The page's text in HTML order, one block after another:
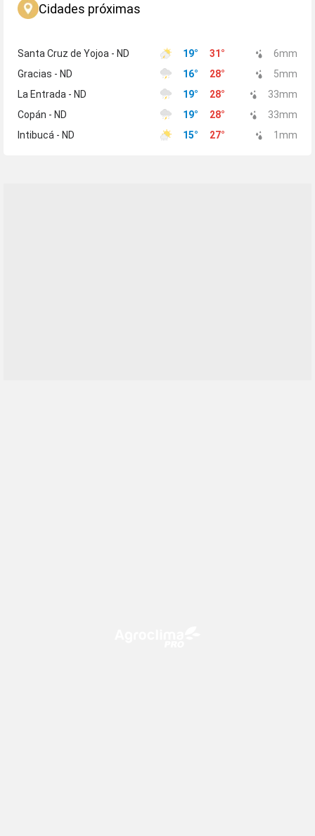
Cidades próximas
Santa Cruz de Yojoa - ND 19° 31 ° 6mm
Gracias - ND
16° 28° 5mm
La Entrada - ND
19° 28° 33mm
Copán - ND
19° 28° 33mm
Intibucá - ND
15° 27° 1 mm